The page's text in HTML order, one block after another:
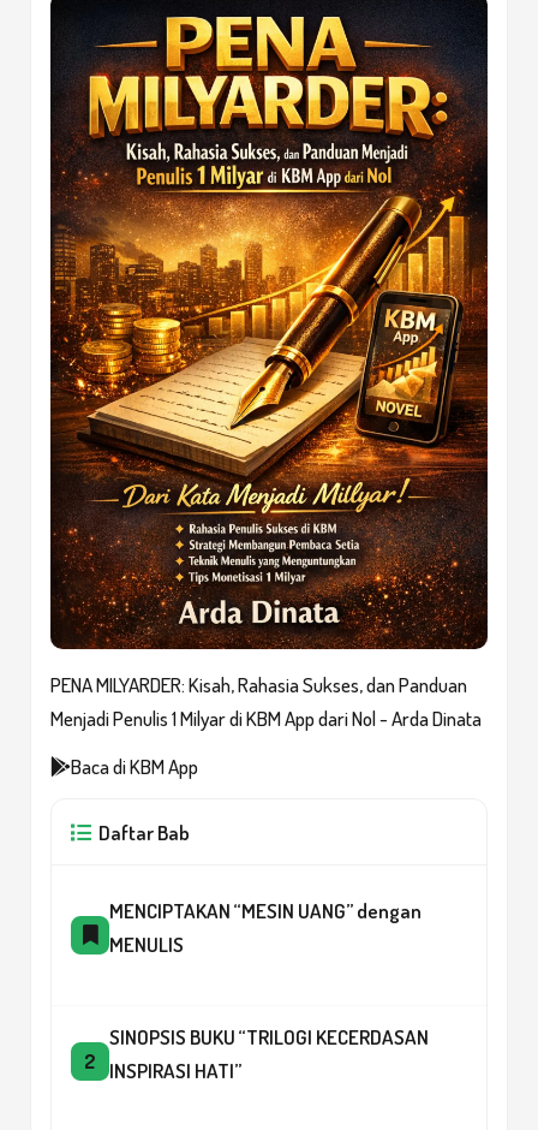
PENA MILYARDER: Kisah, Rahasia Sukses, dan Panduan
Menjadi Penulis 1 Milyar di KBM App dari Nol - Arda Dinata
Baca di KBM App
Daftar Bab
MENCIPTAKAN “MESIN UANG” dengan
MENULIS
2
SINOPSIS BUKU “TRILOGI KECERDASAN
INSPIRASI HATI”